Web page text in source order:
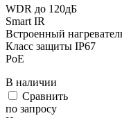
WDR до 120дБ
Smart IR
Встроенный
​​​​​​Класс защиты IР67
PoE
В наличии
Cравнить
по запросу